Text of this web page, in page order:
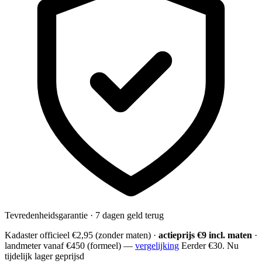
Tevredenheidsgarantie · 7 dagen geld terug
Kadaster officieel €2,95 (zonder maten) · actieprijs €9 incl. maten ·
landmetervanaf €450 (formeel) — vergelijking Eerder €30. Nu
tijdelijk lager geprijsd